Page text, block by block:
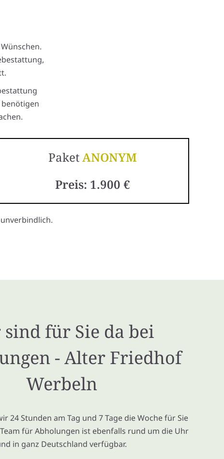
PaketANONYM
Preis: 1.900 €
für Sie da bei
- Alter Friedhof
Werbeln
24 Stunden am Tag und 7 Tage die Woche für Sie
für Abholungen ist ebenfalls rund um die Uhr
in ganz Deutschland verfügbar.